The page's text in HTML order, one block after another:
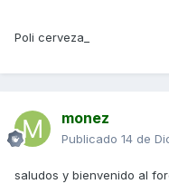
Poli cerveza_
monez
Publicado 14 de
saludos y bienvenido al